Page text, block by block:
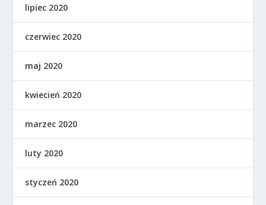
lipiec 2020
czerwiec 2020
maj 2020
kwiecień 2020
marzec 2020
luty 2020
styczeń 2020